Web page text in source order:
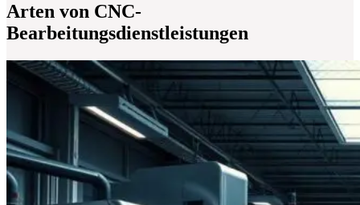
Arten von CNC-
Bearbeitungsdienstleistungen